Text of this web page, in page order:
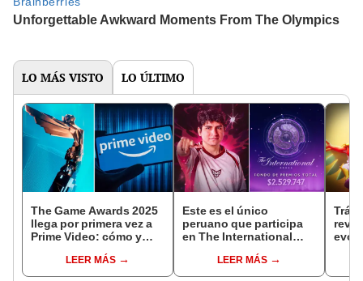
LO MÁS VISTO LO ÚLTIMO
The Game Awards 2025
llega por primera vez a
Prime Video: cómo y
LEER MÁS
Este es el único
peruano que participa
en The International
equipo Heroic
LEER MÁS